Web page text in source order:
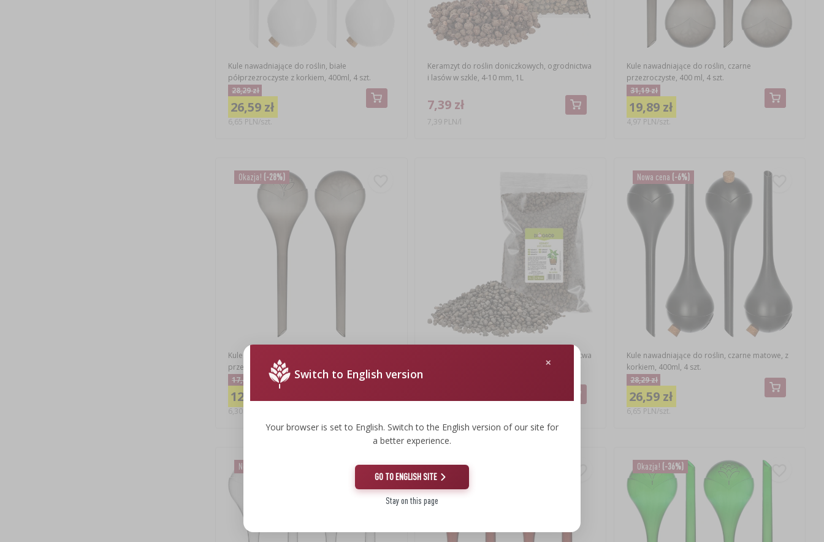
Kule nawadniające do roślin, białe
półprzezroczyste z korkiem, 400ml, 4 szt.
28,29 zł
26,59 zł
6,65 PLN/szt.
Keramzyt do roślin doniczkowych, ogrodnictwa
i lasów w szkle, 4-10 mm, 1L
7,39 zł
7,39 PLN/l
Kule nawadniające do roślin, czarne
przezroczyste, 400 ml, 4 szt.
31,19 zł
19,89 zł
4,97 PLN/szt.
Okazja! (-28%)
Kule nawadniające do roślin, czarne
przezroczyste, 400 ml, 2 szt.
17,48 zł
12,60 zł
6,30 PLN/szt.
Keramzyt do roślin doniczkowych, ogrodnictwa
Nowa cena (-6%)
Kule nawadniające do roślin, czarne matowe, z
korkiem, 400ml, 4 szt.
28,29 zł
26,59 zł
6,65 PLN/szt.
Nowa cena Okazja!(-36%) Okazja! (-36%)
Switch to English version
Your browser is set to English. Switch to the English version of our site for
a better experience.
GO TO ENGLISH SITE
Stay on this page